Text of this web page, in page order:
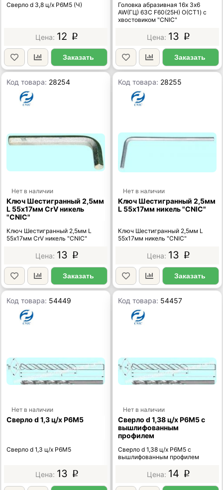
Сверло d 3,8 ц/х Р6М5 (Ч)
12 p
Заказать
Головка абразивная 16х 3х6
AW(ГЦ) 63C F60(25Н) O(СТ1) с
хвостовиком "CNIC"
13 p
Заказать
Код товара: 28254
Нет в наличии
Ключ Шестигранный 2,5мм
L 55х17мм CrV никель
"CNIC"
Ключ Шестигранный 2,5мм L
55х17мм CrV никель "CNIC"
13 p
Заказать
Код товара: 28255
Нет в наличии
Ключ Шестигранный 2,5мм
L 55х17мм никель "CNIC"
Ключ Шестигранный 2,5мм L
55х17мм никель "CNIC"
13 p
Заказать
Код товара: 54449
Нет в наличии
Сверло d 1,3 ц/х Р6М5
Сверло d 1,3 ц/х Р6М5
13 p
Код товара: 54457
Нет в наличии
Сверло d 1,38 ц/х Р6М5 с
вышлифованным
профилем
Сверло d 1,38 ц/х Р6М5 с
вышлифованным профилем
14 p